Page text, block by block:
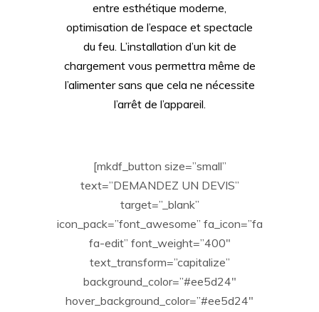
entre esthétique moderne,
optimisation de l’espace et spectacle
du feu. L’installation d’un kit de
chargement vous permettra même de
l’alimenter sans que cela ne nécessite
l’arrêt de l’appareil.
[mkdf_button size=”small”
text=”DEMANDEZ UN DEVIS”
target=”_blank”
icon_pack=”font_awesome” fa_icon=”fa
fa-edit” font_weight=”400″
text_transform=”capitalize”
background_color=”#ee5d24″
hover_background_color=”#ee5d24″